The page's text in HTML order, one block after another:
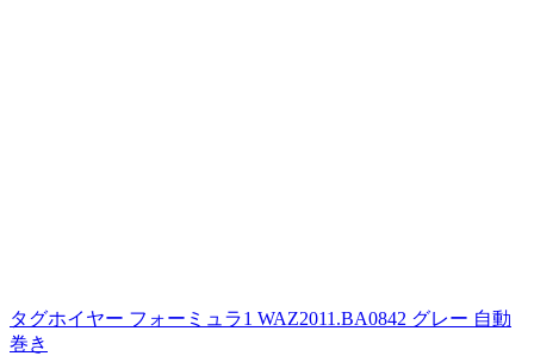
タグホイヤー フォーミュラ1 WAZ2011.BA0842 グレー 自動
巻き